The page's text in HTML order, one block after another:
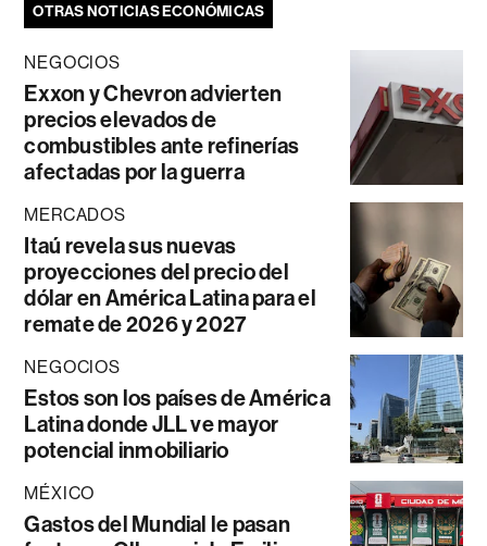
OTRAS NOTICIAS ECONÓMICAS
NEGOCIOS
Exxon y Chevron advierten
precios elevados de
combustibles ante refinerías
afectadas por la guerra
MERCADOS
Itaú revela sus nuevas
proyecciones del precio del
dólar en América Latina para el
remate de 2026 y 2027
NEGOCIOS
Estos son los países de América
Latina donde JLL ve mayor
potencial inmobiliario
MÉXICO
Gastos del Mundial le pasan